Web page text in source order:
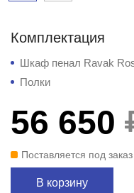
Комплектация
Шкаф пенал Ravak
Полки
56 650
Поставляется под заказ
В корзину